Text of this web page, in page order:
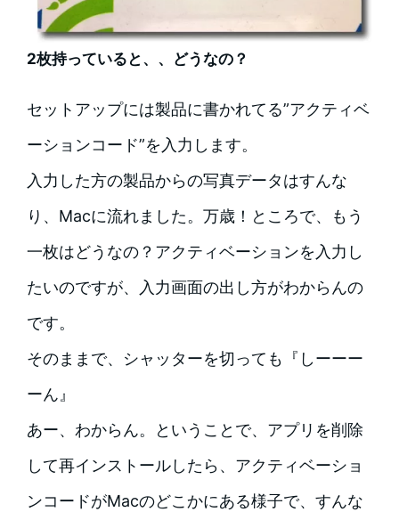
2枚持っていると、、どうなの？
セットアップには製品に書かれてる”アクティベ
ーションコード”を入力します。
入力した方の製品からの写真データはすんな
り、Macに流れました。万歳！ところで、もう
一枚はどうなの？アクティベーションを入力し
たいのですが、入力画面の出し方がわからんの
です。
そのままで、シャッターを切っても『しーーー
ーん』
あー、わからん。ということで、アプリを削除
して再インストールしたら、アクティベーショ
ンコードがMacのどこかにある様子で、すんな